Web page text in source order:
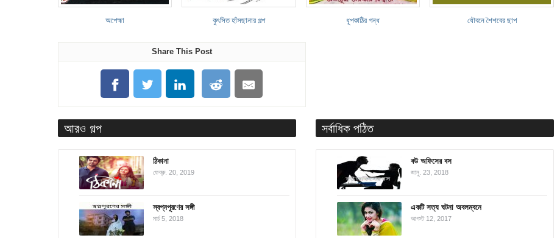
অপেহ্মা কুৎসিত হাঁসছানার গল্প ধূপকাঠির গন্ধ যৌবনে শৈশবের ছাপ
Share This Post
আরও গল্প
ঠিকানা
ফেব্রু. 20, 2019
স্বপ্নপূরণের সঙ্গী
মার্চ 5, 2018
সর্বাধিক পঠিত
বউ অফিসের বস
জানু. 23, 2018
একটি সত্য ঘটনা অবলম্বনে
আগস্ট 12, 2017